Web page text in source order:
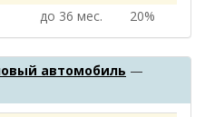
до 36 мес. 20%
автомобиль —